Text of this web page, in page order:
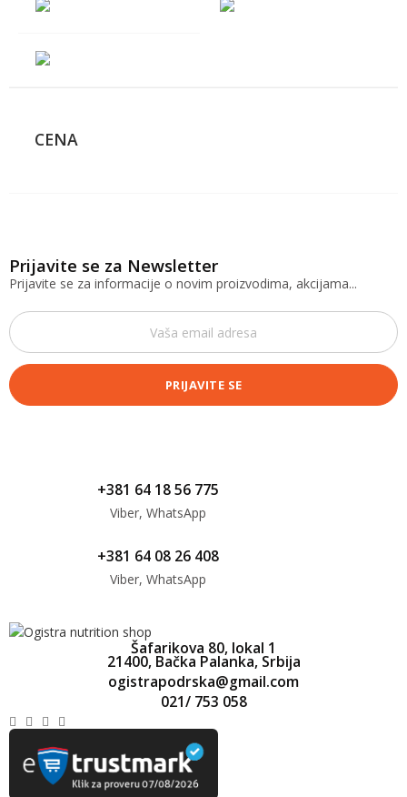
CENA
Prijavite se za Newsletter
Prijavite se za informacije o novim proizvodima, akcijama...
PRIJAVITE SE
+381 64 18 56 775
Viber, WhatsApp
+381 64 08 26 408
Viber, WhatsApp
Šafarikova 80, lokal 1
21400, Bačka Palanka, Srbija
ogistrapodrska@gmail.com
021/ 753 058